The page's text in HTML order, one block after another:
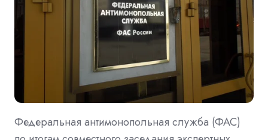
Федеральная антимонопольная служба (ФАС)